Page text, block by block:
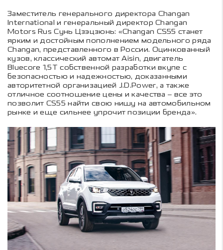
Заместитель генерального директора Changan
International и генеральный директор Changan
Motors Rus Сунь Цзэцзюнь: «Changan CS55 станет
ярким и достойным пополнением модельного ряда
Changan, представленного в России. Оцинкованный
кузов, классический автомат Aisin, двигатель
Bluecore 1,5T собственной разработки вкупе с
безопасностью и надежностью, доказанными
авторитетной организацией J.D.Power, а также
отличное соотношение цены и качества – все это
позволит CS55 найти свою нишу на автомобильном
рынке и еще сильнее упрочит позиции бренда».